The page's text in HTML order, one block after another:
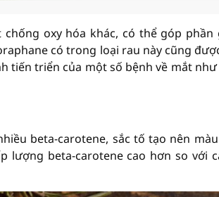
oxy hóa khác, có thể góp phần
có trong loại rau này cũng
tiến triển của một số bệnh về mắt
beta-carotene, sắc tố tạo nên
lượng beta-carotene cao hơn so với